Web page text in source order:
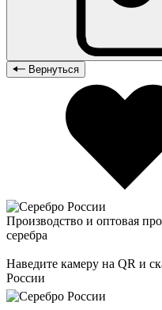
Вернуться
Производство и оптовая
серебра
Наведите камеру на QR и
России